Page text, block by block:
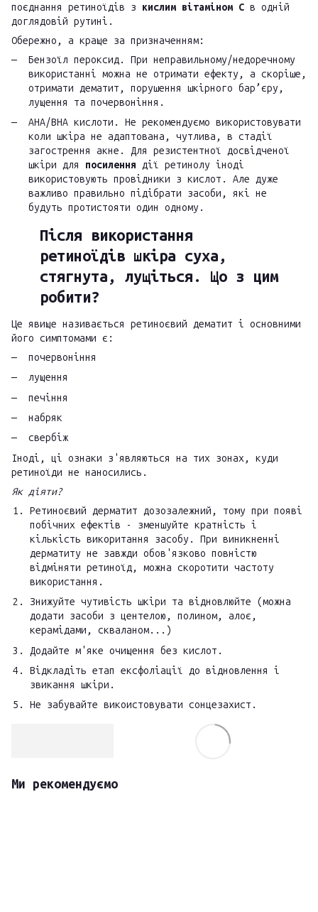
поєднання ретиноїдів з кислим вітаміном С в одній
доглядовій рутині.
Обережно, а краще за призначенням:
Бензоїл пероксид. При неправильному/недоречному
використанні можна не отримати ефекту, а скоріше,
отримати дематит, порушення шкірного бар’єру,
лущення та почервоніння.
AHA/BHA кислоти. Не рекомендуємо використовувати
коли шкіра не адаптована, чутлива, в стадії
загострення акне. Для резистентної досвідченої
шкіри для посилення дії ретинолу іноді
використовують провідники з кислот. Але дуже
важливо правильно підібрати засоби, які не
будуть протистояти один одному.
Після використання
ретиноїдів шкіра суха,
стягнута, лущіться. Що з цим
робити?
Це явище називається ретиноєвий дематит і основними
його симптомами є:
почервоніння
лущення
печіння
набряк
свербіж
Іноді, ці ознаки з'являються на тих зонах, куди
ретиноїди не наносились.
Як діяти?
Ретиноєвий дерматит дозозалежний, тому при появі
побічних ефектів - зменшуйте кратність і
кількість викоритання засобу. При виникненні
дерматиту не завжди обов'язково повністю
відміняти ретиноїд, можна скоротити частоту
використання.
Знижуйте чутивість шкіри та відновлюйте (можна
додати засоби з центелою, полином, алоє,
керамідами, скваланом...)
Додайте м'яке очищення без кислот.
Відкладіть етап ексфоліації до відновлення і
звикання шкіри.
Не забувайте викоистовувати сонцезахист.
Ми рекомендуємо